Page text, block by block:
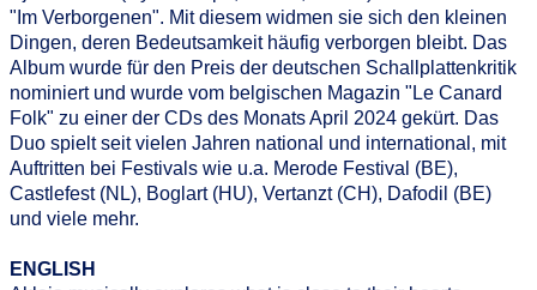
"Im Verborgenen". Mit diesem widmen sie sich den kleinen
Dingen, deren Bedeutsamkeit häufig verborgen bleibt. Das
Album wurde für den Preis der deutschen Schallplattenkritik
nominiert und wurde vom belgischen Magazin "Le Canard
Folk" zu einer der CDs des Monats April 2024 gekürt. Das
Duo spielt seit vielen Jahren national und international, mit
Auftritten bei Festivals wie u.a. Merode Festival (BE),
Castlefest (NL), Boglart (HU), Vertanzt (CH), Dafodil (BE)
und viele mehr.
ENGLISH